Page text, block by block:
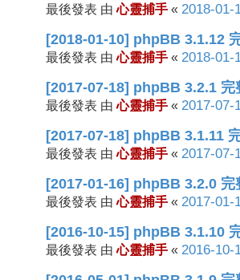
最後發表 由心靈捕手 « 2018-01-
[2018-01-10] phpBB 3.1.12
最後發表 由心靈捕手 « 2018-01-
[2017-07-18] phpBB 3.2.1 完
最後發表 由心靈捕手 « 2017-07-
[2017-07-18] phpBB 3.1.11
最後發表 由心靈捕手 « 2017-07-
[2017-01-16] phpBB 3.2.0 完
最後發表 由心靈捕手 « 2017-01-
[2016-10-15] phpBB 3.1.10
最後發表 由心靈捕手 « 2016-10-